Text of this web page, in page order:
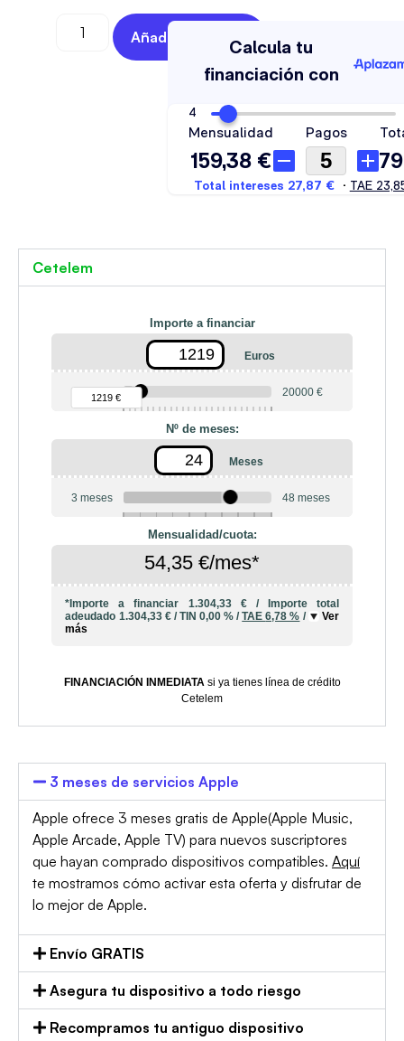
Añadir Al Carrito
Cetelem
Importe a financiar
Euros
90 €
1219 € 20000 €
Nº de meses:
Meses
3 meses 48 meses
Mensualidad/cuota:
54,35 €/mes*
*Importe a financiar 1.304,33 € / Importe total
adeudado 1.304,33 €/TIN 0,00 % /TAE6,78 % /
Ver
más
FINANCIACIÓN INMEDIATAsi ya tienes línea de crédito
Cetelem
3 meses de servicios Apple
Apple ofrece 3 meses gratis de Apple(Apple Music,
Apple Arcade, Apple TV) para nuevos suscriptores
que hayan comprado dispositivos compatibles. Aquí
te mostramos cómo activar esta oferta y disfrutar de
lo mejor de Apple.
Envío GRATIS
Asegura tu dispositivo a todo riesgo
Recompramos tu antiguo dispositivo